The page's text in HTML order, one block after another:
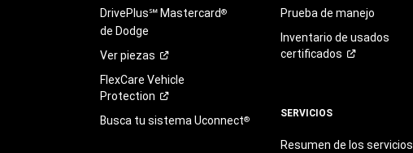
DrivePlus℠ Mastercard®
de Dodge
Verpiezas
FlexCare Vehicle
Protection
Busca tu sistema Uconnect®
Prueba de manejo
Inventario de usados
certificados
SERVICIOS
Resumen de los servicios